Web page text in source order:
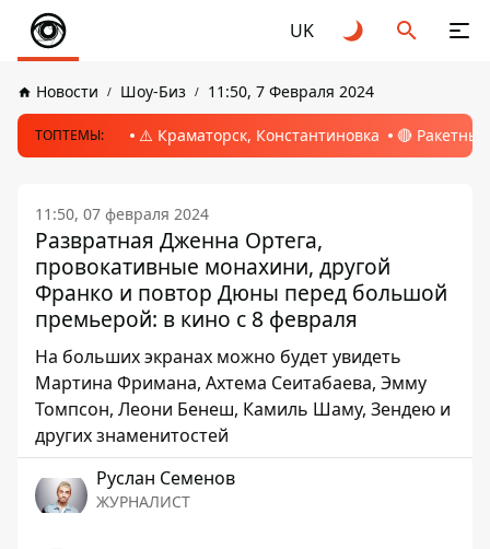
UK
Новости Шоу-Биз 11:50, 7 Февраля 2024
ТОПТЕМЫ: ⚠️ Краматорск, Константиновка 🔴
11:50, 07 февраля 2024
Развратная Дженна Ортега,
провокативные монахини, другой
Франко и повтор Дюны перед большой
премьерой: в кино с 8 февраля
На больших экранах можно будет увидеть
Мартина Фримана, Ахтема Сеитабаева, Эмму
Томпсон, Леони Бенеш, Камиль Шаму, Зендею и
других знаменитостей
Руслан Семенов
ЖУРНАЛИСТ